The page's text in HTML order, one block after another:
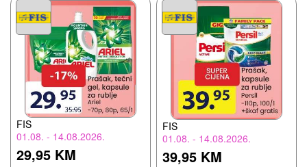
FIS
01.08. - 14.08.2026.
29,95 KM
FIS
01.08. - 14.08.2026.
39,95 KM